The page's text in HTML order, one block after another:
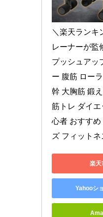
＼楽天ランキ
レーナーが監
プッシュアッ
ー 腹筋 ロー
幹 大胸筋 鍛
筋トレ ダイ
心者 おすすめ
ズ フィットネ
楽天
Yahooシ